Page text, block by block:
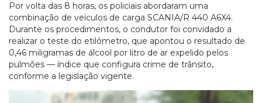
Por volta das 8 horas, os policiais abordaram uma
combinação de veículos de carga SCANIA/R 440 A6X4.
Durante os procedimentos, o condutor foi convidado a
realizar o teste do etilômetro, que apontou o resultado de
0,46 miligramas de álcool por litro de ar expelido pelos
pulmões — índice que configura crime de trânsito,
conforme a legislação vigente.